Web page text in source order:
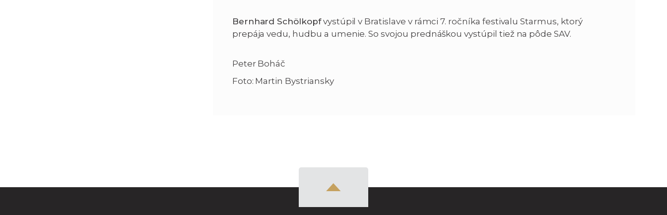
Bernhard Schölkopfvystúpil v Bratislave v rámci 7. ročníka festivalu Starmus, ktorý
prepája vedu, hudbu a umenie. So svojou prednáškou vystúpil tiež na pôde SAV.
Peter Boháč
Foto: Martin Bystriansky